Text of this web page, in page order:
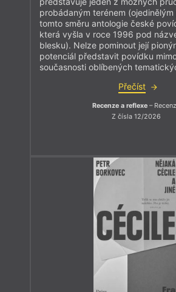
probádaným terénem (ojedinělým
tomto směru antologie české
která vyšla v roce 1996 pod
blesku). Nelze pominout její
potenciál představit povídku
současnosti oblíbených
Přečíst
Recenze a reflexe–
Z čísla 12/2026